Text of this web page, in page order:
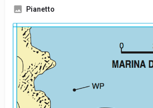
Pianetto